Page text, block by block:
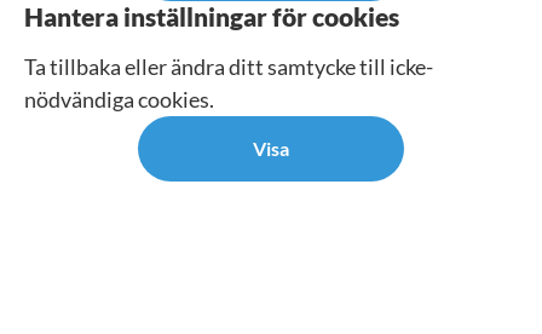
Hantera inställningar för cookies
Ta tillbaka eller ändra ditt samtycke till icke-
nödvändiga cookies.
Visa